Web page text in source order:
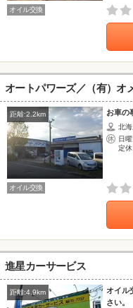
オイル交換
オートパワーズ／（有）オ
距離:2.2km お車の
北
日曜
定
オイル交換
進星カーサービス
距離:4.9km
オイル
さい。